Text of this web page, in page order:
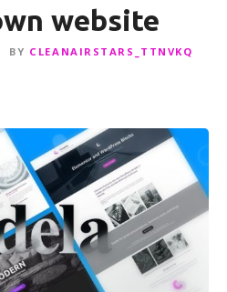
website
BY CLEANAIRSTARS_TTNVKQ